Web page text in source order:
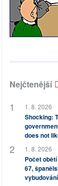
Nejčtenější
1. 8. 2026
Shocking:
does not
1. 8. 2026
Počet
67,